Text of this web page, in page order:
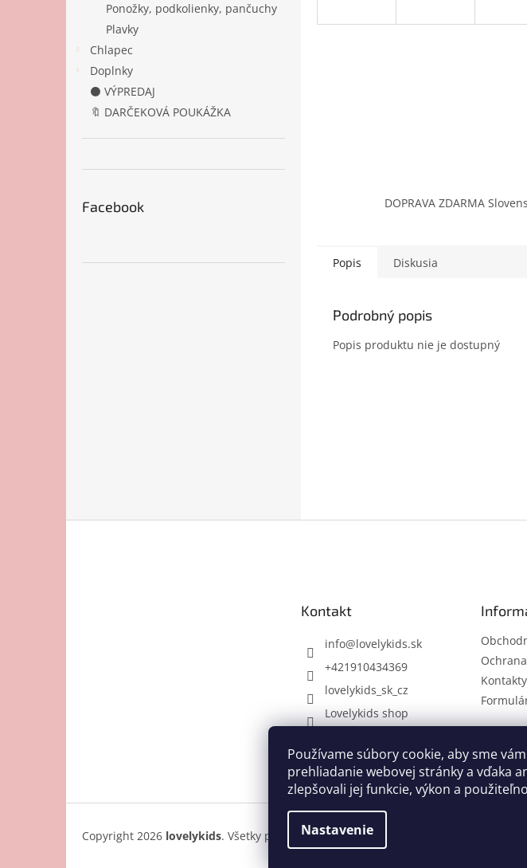
Používame súbory cookie, aby sme
prehliadanie webovej stránky a vďaka
zlepšovali jej funkcie, výkon a
Nastavenie
Ponožky, podkolienky, pančuchy
Plavky
Chlapec
Doplnky
⚫ VÝPREDAJ
🔖 DARČEKOVÁ POUKÁŽKA
Facebook DOPRAVA ZDARMA
Popis Diskusia
Podrobný popis
Popis produktu nie je dostupný
Kontakt
info@lovelykids.sk
+421910434369
lovelykids_sk_cz
Lovelykids shop
Kontakty
Copyright 2026 lovelykids. Všetky práva vyhradené.